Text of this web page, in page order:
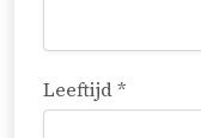
Leeftijd *